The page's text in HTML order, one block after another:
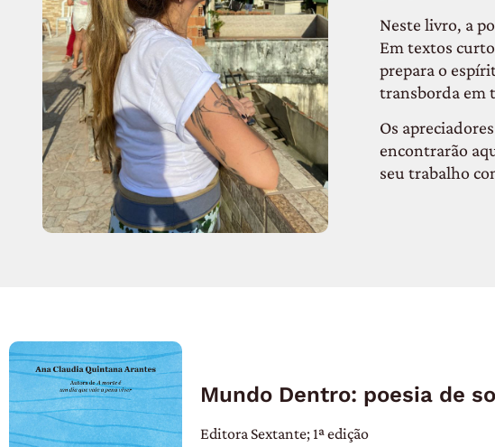
Neste livro, a
Em textos
prepara o
transborda em
Os
encontrarão
seu trabalho
Mundo Dentro: poesia de
Editora Sextante; 1ª edição